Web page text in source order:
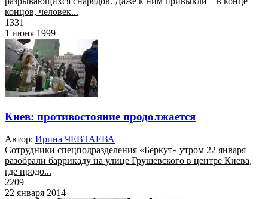
концов, человек...
1331
1 июня 1999
Киев: противостояние продолжается
Автор: Ирина ЧЕВТАЕВА
Сотрудники спецподразделения «Беркут» утром 22 января
разобрали баррикаду на улице Грушевского в центре Киева,
где продо...
2209
22 января 2014